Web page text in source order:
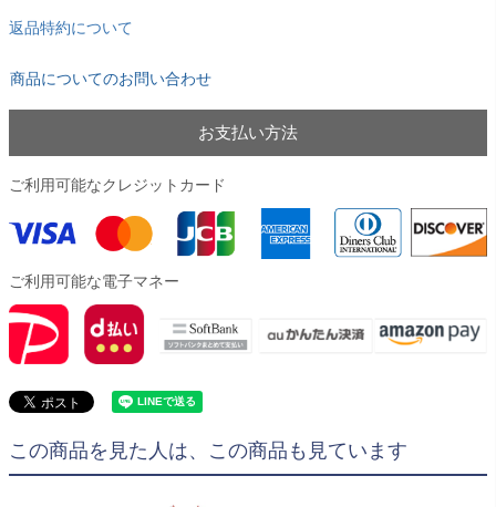
返品特約について
商品についてのお問い合わせ
お支払い方法
ご利用可能なクレジットカード
ご利用可能な電子マネー
この商品を見た人は、この商品も見ています